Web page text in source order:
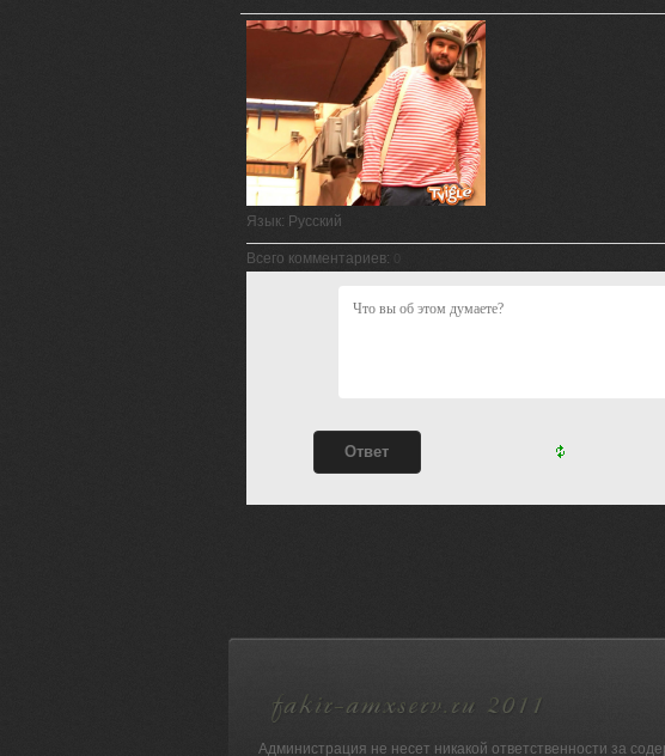
Язык: Русский
Всего комментариев:
Администрация не несет никакой ответственности за